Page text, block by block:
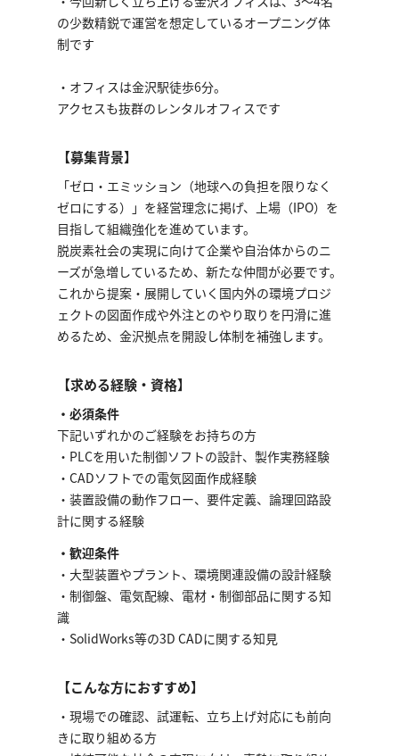
の少数精鋭で運営を想定しているオープニング体
制です
・オフィスは金沢駅徒歩6分。
アクセスも抜群のレンタルオフィスです
【募集背景】
「ゼロ・エミッション（地球への負担を限りなく
ゼロにする）」を経営理念に掲げ、上場（IPO）を
目指して組織強化を進めています。
脱炭素社会の実現に向けて企業や自治体からのニ
ーズが急増しているため、新たな仲間が必要です。
これから提案・展開していく国内外の環境プロジ
ェクトの図面作成や外注とのやり取りを円滑に進
めるため、金沢拠点を開設し体制を補強します。
【求める経験・資格】
・必須条件
下記いずれかのご経験をお持ちの方
・PLCを用いた制御ソフトの設計、製作実務経験
・CADソフトでの電気図面作成経験
・装置設備の動作フロー、要件定義、論理回路設
計に関する経験
・歓迎条件
・大型装置やプラント、環境関連設備の設計経験
・制御盤、電気配線、電材・制御部品に関する知
識
・SolidWorks等の3D CADに関する知見
【こんな方におすすめ】
・現場での確認、試運転、立ち上げ対応にも前向
きに取り組める方